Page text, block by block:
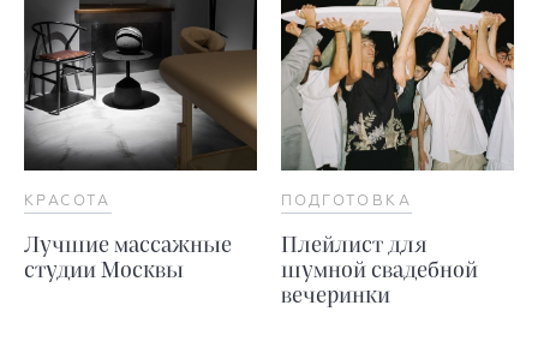
КРАСОТА
Лучшие массажные
студии Москвы
ПОДГОТОВКА
Плейлист для
шумной свадебной
вечеринки